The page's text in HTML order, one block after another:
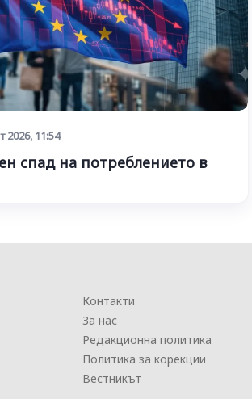
2026, 11:54
спад на потреблението в
Контакти
За нас
Редакционна политика
Политика за корекции
Вестникът